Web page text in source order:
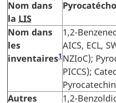
Nom dans
la LIS
Nom dans
les
inventaires1
1,2-
AICS, ECL,
NZIoC);
PICCS);
Pyrocatechin
Autres
1,2-